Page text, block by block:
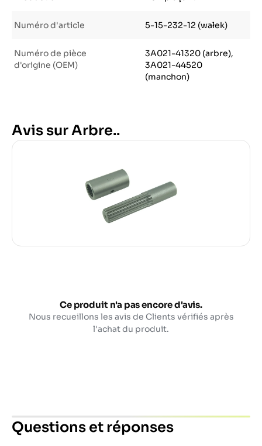
Numéro d'article 5-15-232-12 (wałek)
Numéro de pièce
d'origine (OEM)
3A021-41320 (arbre),
3A021-44520
(manchon)
Avis sur Arbre..
Ce produit n'a pas encore d'avis.
Nous recueillons les avis de Clients vérifiés après
l'achat du produit.
Questions et réponses